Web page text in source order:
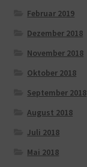
Februar 2019
Dezember 2018
November 2018
Oktober 2018
September 2018
August 2018
Juli 2018
Mai 2018